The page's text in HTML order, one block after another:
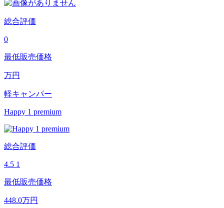
総合評価
0
最低販売価格
万円
軽キャンパー
Happy 1 premium
総合評価
4.5 1
最低販売価格
448.0万円